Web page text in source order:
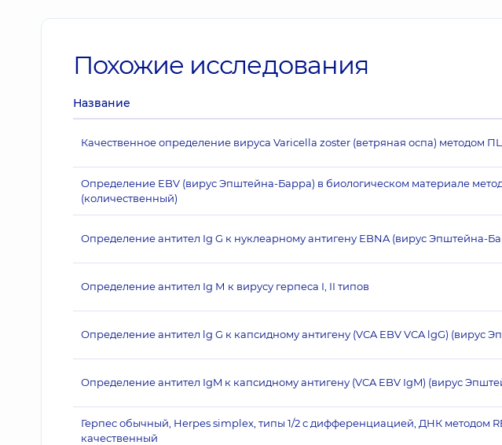
Похожие исследования
Название
Качественное определение вируса Varicella zoster (ветряная оспа) методом
Определение EBV (вирус Эпштейна-Барра) в биологическом материале
(количественный)
Определение антител Ig G к нуклеарному антигену EBNA (вирус Эпштейна-
Определение антител Ig М к вирусу герпеса I, II типов
Определение антител lg G к капсидному антигену (VCA EBV VCA lgG) (вирус
Определение антител IgM к капсидному антигену (VCA EBV IgM) (вирус
Герпес обычный, Herpes simplex, типы 1/2 с дифференциацией, ДНК методом
качественный